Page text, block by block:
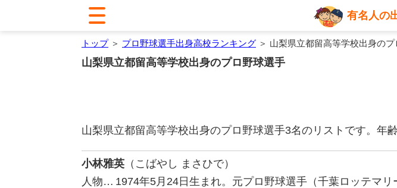
有名人の
トップ＞ プロ野球選手出身高校ランキング ＞ 山梨県立都留高等学校出身の
山梨県立都留高等学校出身のプロ野球選手
山梨県立都留高等学校出身のプロ野球選手3名のリストです。年
小林雅英 （こばやし まさひで）
人物… 1974年5月24日生まれ。元プロ野球選手（千葉ロッテマリ